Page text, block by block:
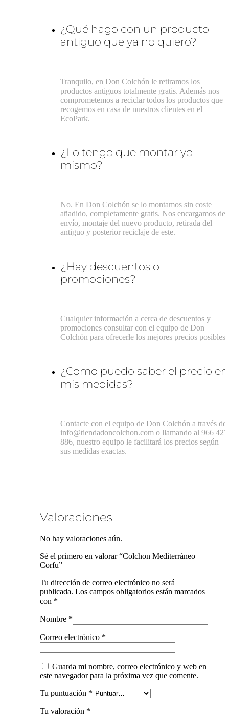
¿Qué hago con un producto
antiguo que ya no quiero?
Tranquilo, en Don Colchón le retiramos los
productos antiguos totalmente gratis. Además nos
comprometemos a reciclar todos los productos que
recogemos en casa de nuestros clientes en el
EcoPark.
¿Lo tengo que montar yo
mismo?
No. En Don Colchón se lo montamos sin coste
añadido, completamente gratis. Nos encargamos del
envío, montaje del nuevo producto, retirada del
antiguo y posterior reciclaje de este.
¿Hay descuentos o
promociones?
Cualquier información a cerca de descuentos y
promociones consultar con el equipo de Don
Colchón para ofrecerle los mejores precios posibles.
¿Como puedo saber el precio en
mis medidas?
Contacte con el equipo de Don Colchón a través de
info@tiendadoncolchon.com o llamando al 966 427
886, nuestro equipo le facilitará los precios según
sus medidas exactas.
Valoraciones
No hay valoraciones aún.
Sé el primero en valorar “Colchon Mediterráneo |
Corfu”
Tu dirección de correo electrónico no será
publicada. Los campos obligatorios están marcados
con *
Nombre *
Correo electrónico *
Guarda mi nombre, correo electrónico y web en
este navegador para la próxima vez que comente.
Tu puntuación *
Tu valoración *